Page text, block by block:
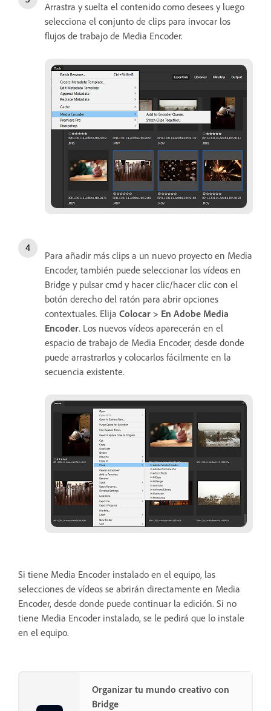
Arrastra y suelta el contenido como desees y luego
selecciona el conjunto de clips para invocar los
flujos de trabajo de Media Encoder.
Para añadir más clips a un nuevo proyecto en Media
Encoder, también puede seleccionar los vídeos en
Bridge y pulsar cmd y hacer clic/hacer clic con el
botón derecho del ratón para abrir opciones
contextuales. Elija Colocar > En Adobe Media
Encoder. Los nuevos vídeos aparecerán en el
espacio de trabajo de Media Encoder, desde donde
puede arrastrarlos y colocarlos fácilmente en la
secuencia existente.
Si tiene Media Encoder instalado en el equipo, las
selecciones de vídeos se abrirán directamente en Media
Encoder, desde donde puede continuar la edición. Si no
tiene Media Encoder instalado, se le pedirá que lo instale
en el equipo.
Organizar tu mundo creativo con
Bridge